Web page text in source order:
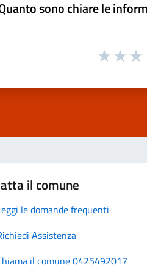
sono chiare le
il comune
le domande frequenti
Assistenza
il comune 0425492017